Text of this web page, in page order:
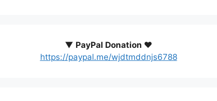
▼ PayPal Donation ♥️
https://paypal.me/wjdtmddnjs6788